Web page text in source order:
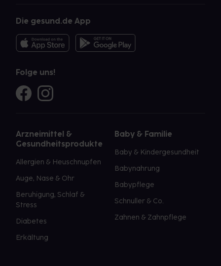
Die gesund.de App
Folge uns!
Arzneimittel &
Gesundheitsprodukte
Allergien & Heuschnupfen
Auge, Nase & Ohr
Beruhigung, Schlaf &
Stress
Diabetes
Erkältung
Baby & Familie
Baby & Kindergesundheit
Babynahrung
Babypflege
Schnuller & Co.
Zahnen & Zahnpflege